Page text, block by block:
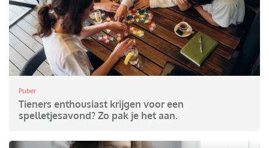
Puber
Tieners enthousiast krijgen voor een
spelletjesavond? Zo pak je het aan.